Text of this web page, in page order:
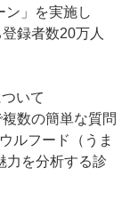
ン」を実施し
録者数20万人
いて
数の簡単な質問
ルフード（うま
力を分析する診